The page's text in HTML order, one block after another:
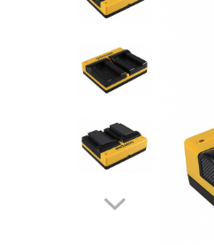
POS/Scanere coduri de bare